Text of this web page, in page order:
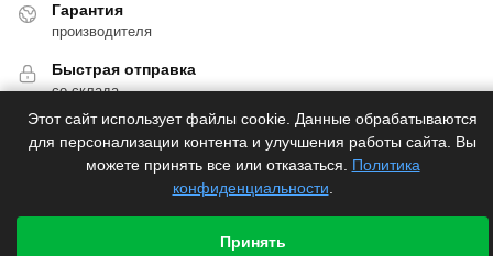
Гарантия
производителя
Быстрая отправка
со склада
Этот сайт использует файлы cookie. Данные обрабатываются
для персонализации контента и улучшения работы сайта. Вы
можете принять все или отказаться. Политика
конфиденциальности
Принять